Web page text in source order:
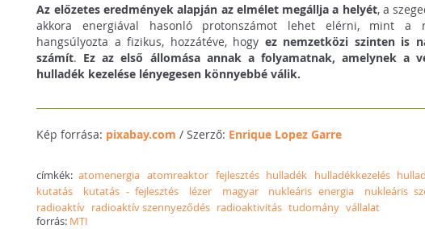
Az előzetes eredmények alapján az elmélet megállja a helyét, a
akkora energiával hasonló protonszámot lehet elérni, mint a
hangsúlyozta a fizikus, hozzátéve, hogy ez nemzetközi szinten is
számít. Ez az első állomása annak a folyamatnak, amelynek a
hulladék kezelése lényegesen könnyebbé válik.
Kép forrása: pixabay.com / Szerző: Enrique Lopez Garre
címkék:atomenergia atomreaktor fejlesztés hulladék hulladékkezelés
kutatás
kutatás - fejlesztés lézer magyar nukleáris energia nukleáris
radioaktív radioaktív szennyeződés radioaktivitás tudomány vállalat
forrás: MTI